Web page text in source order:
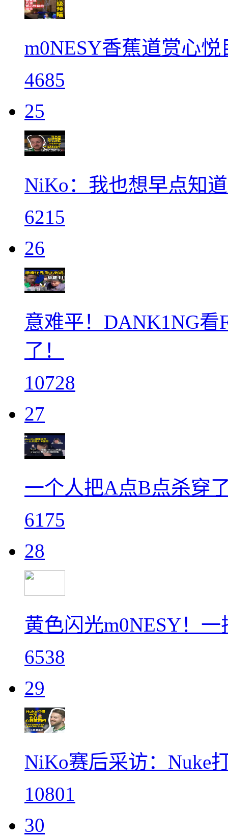
m0NESY香蕉道赏心
4685
25
NiKo：我也想早点知
6215
26
意难平！DANK1NG看
了！
10728
27
一个人把A点B点杀穿
6175
28
黄色闪光m0NESY！
6538
29
NiKo赛后采访：Nuke
10801
30